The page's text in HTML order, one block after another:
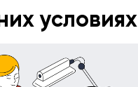
условиях